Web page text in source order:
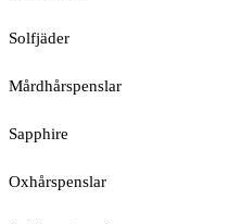
Solfjäder
Mårdhårspenslar
Sapphire
Oxhårspenslar